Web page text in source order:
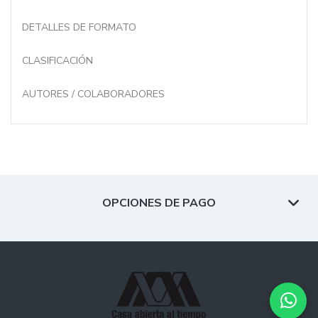
DETALLES DE FORMATO
CLASIFICACIÓN
AUTORES / COLABORADORES
OPCIONES DE PAGO